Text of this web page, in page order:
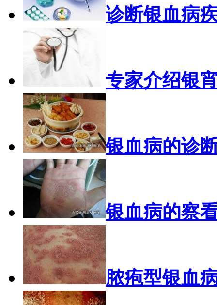
诊断银血病
专家介绍银
银血病的诊
银血病的察
脓疱型银血